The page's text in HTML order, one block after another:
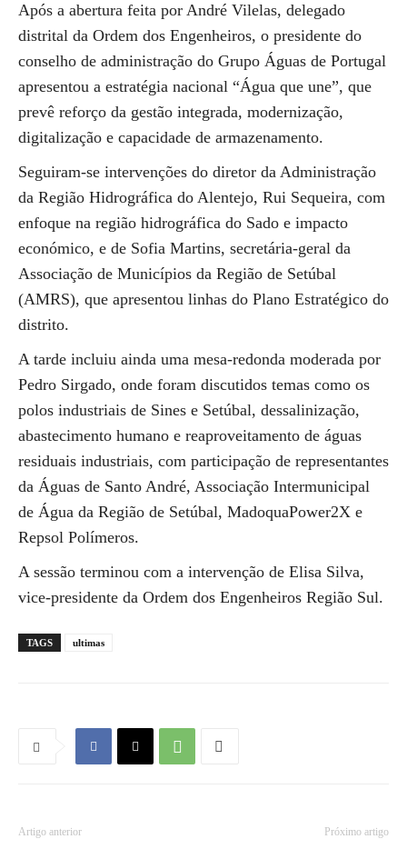
Após a abertura feita por André Vilelas, delegado
distrital da Ordem dos Engenheiros, o presidente do
conselho de administração do Grupo Águas de Portugal
apresentou a estratégia nacional “Água que une”, que
prevê reforço da gestão integrada, modernização,
digitalização e capacidade de armazenamento.
Seguiram-se intervenções do diretor da Administração
da Região Hidrográfica do Alentejo, Rui Sequeira, com
enfoque na região hidrográfica do Sado e impacto
económico, e de Sofia Martins, secretária-geral da
Associação de Municípios da Região de Setúbal
(AMRS), que apresentou linhas do Plano Estratégico do
distrito.
A tarde incluiu ainda uma mesa-redonda moderada por
Pedro Sirgado, onde foram discutidos temas como os
polos industriais de Sines e Setúbal, dessalinização,
abastecimento humano e reaproveitamento de águas
residuais industriais, com participação de representantes
da Águas de Santo André, Associação Intermunicipal
de Água da Região de Setúbal, MadoquaPower2X e
Repsol Polímeros.
A sessão terminou com a intervenção de Elisa Silva,
vice-presidente da Ordem dos Engenheiros Região Sul.
TAGS ultimas
Artigo anterior Próximo artigo